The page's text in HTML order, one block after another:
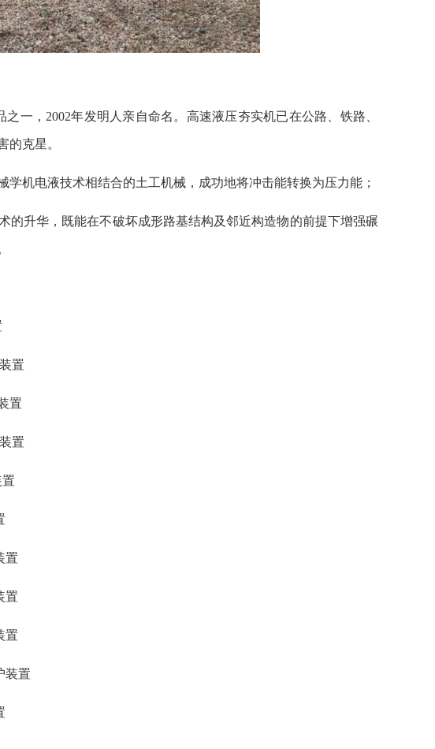
一，2002年发明人亲自命名。高速液压夯实机已在公路、铁路、
的克星。
机电液技术相结合的土工机械，成功地将冲击能转换为压力能；
的升华，既能在不破坏成形路基结构及邻近构造物的前提下增强碾
置
置
置
置
置
置
装置